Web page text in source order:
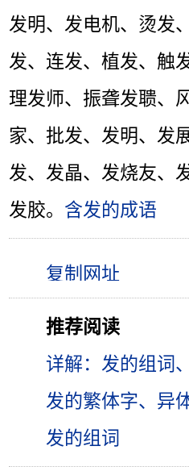
发明、发电机、烫发
发、连发、植发、触
理发师、振聋发聩、
家、批发、发明、发
发、发晶、发烧友、
发胶。 含发的成语
推荐阅读
详解：发的组词
发的繁体字、异
发的组词